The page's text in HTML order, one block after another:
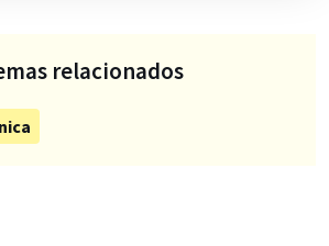
relacionados